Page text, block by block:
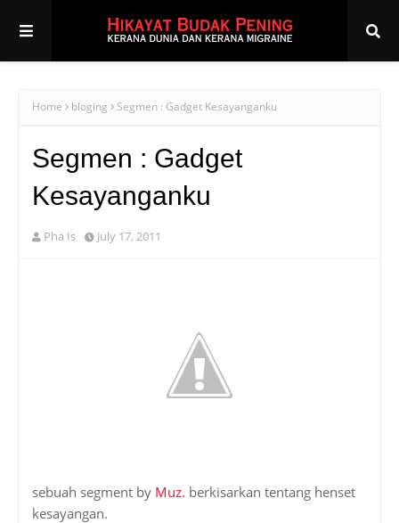
Home bloging Segmen : Gadget Kesayanganku
Segmen : Gadget
Kesayanganku
Pha Is July 17, 2011
sebuah segment by Muz. berkisarkan tentang henset
kesayangan.